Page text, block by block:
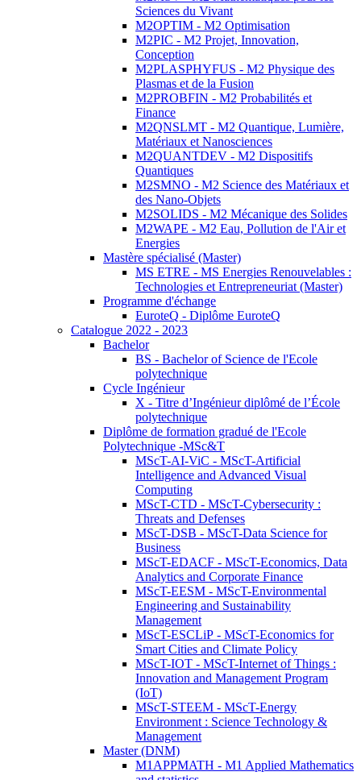
Sciences du Vivant
M2OPTIM - M2 Optimisation
M2PIC - M2 Projet, Innovation,
Conception
M2PLASPHYFUS - M2 Physique des
Plasmas et de la Fusion
M2PROBFIN - M2 Probabilités et
Finance
M2QNSLMT - M2 Quantique, Lumière,
Matériaux et Nanosciences
M2QUANTDEV - M2 Dispositifs
Quantiques
M2SMNO - M2 Science des Matériaux et
des Nano-Objets
M2SOLIDS - M2 Mécanique des Solides
M2WAPE - M2 Eau, Pollution de l'Air et
Energies
Mastère spécialisé (Master)
MS ETRE - MS Energies Renouvelables :
Technologies et Entrepreneuriat (Master)
Programme d'échange
EuroteQ - Diplôme EuroteQ
Catalogue 2022 - 2023
Bachelor
BS - Bachelor of Science de l'Ecole
polytechnique
Cycle Ingénieur
X - Titre d’Ingénieur diplômé de l’École
polytechnique
Diplôme de formation gradué de l'Ecole
Polytechnique -MSc&T
MScT-AI-ViC - MScT-Artificial
Intelligence and Advanced Visual
Computing
MScT-CTD - MScT-Cybersecurity :
Threats and Defenses
MScT-DSB - MScT-Data Science for
Business
MScT-EDACF - MScT-Economics, Data
Analytics and Corporate Finance
MScT-EESM - MScT-Environmental
Engineering and Sustainability
Management
MScT-ESCLiP - MScT-Economics for
Smart Cities and Climate Policy
MScT-IOT - MScT-Internet of Things :
Innovation and Management Program
(IoT)
MScT-STEEM - MScT-Energy
Environment : Science Technology &
Management
Master (DNM)
M1APPMATH - M1 Applied Mathematics